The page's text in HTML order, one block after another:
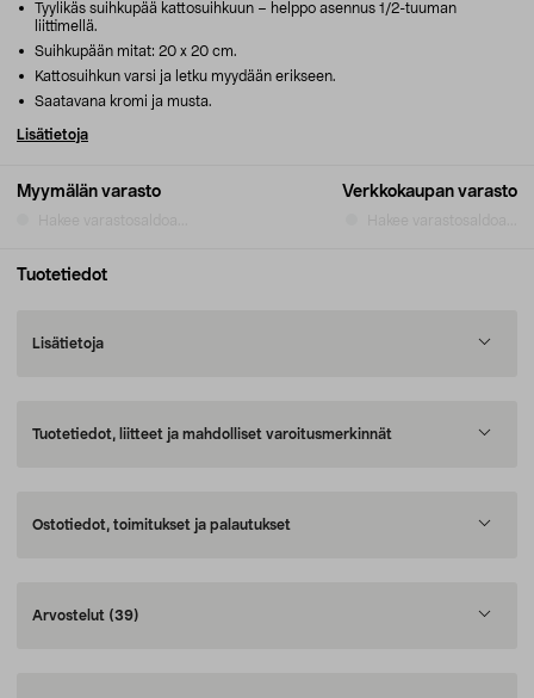
Myymälän varasto Verkkokaupan varasto
Tyylikäs suihkupää kattosuihkuun – helppo asennus 1/2-tuuman
liittimellä.
Suihkupään mitat: 20 x 20 cm.
Kattosuihkun varsi ja letku myydään erikseen.
Saatavana kromi ja musta.
Lisätietoja
Tuotetiedot
Lisätietoja
Tuotetiedot, liitteet ja mahdolliset varoitusmerkinnät
Ostotiedot, toimitukset ja palautukset
Arvostelut (39)